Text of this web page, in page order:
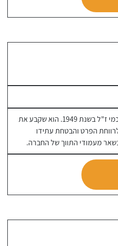
הפניקס הוקמה על ידי דוד חכמי ז”ל בשנת 1949. הוא שקבע את
הפרט והבטחת עתידו
מעמודי התווך של החברה.